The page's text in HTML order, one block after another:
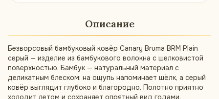
Описание
Безворсовый бамбуковый ковёр Canary Bruma BRM Plain
серый — изделие из бамбукового волокна с шелковистой
поверхностью. Бамбук — натуральный материал с
деликатным блеском: на ощупь напоминает шёлк, а серый
ковёр выглядит глубоко и благородно. Полотно приятно
холодит летом и сохраняет опрятный вид годами.